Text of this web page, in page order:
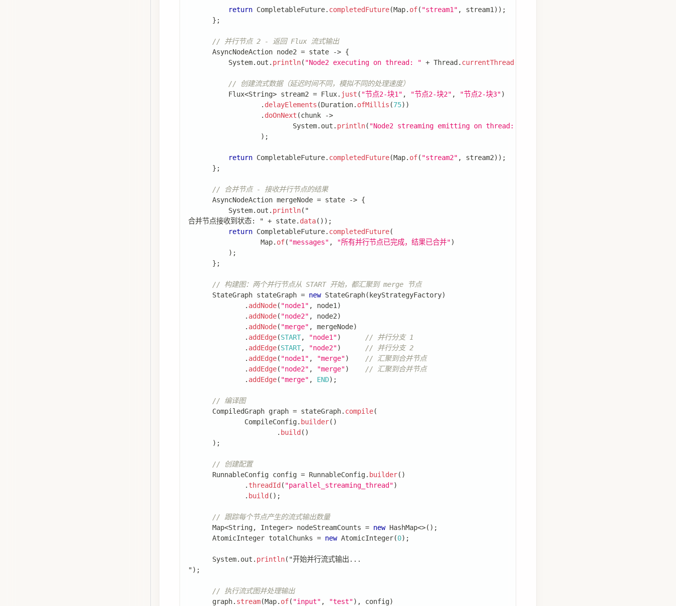
return CompletableFuture. completedFuture(Map. of( "stream1" , stream1) ) ;
} ;
// 并行节点 2 - 返回 Flux 流式输出
AsyncNodeAction node2 = state -> {
System. out . println( "Node2 executing on thread: " + Thread . currentThread
// 创建流式数据（延迟时间不同，模拟不同的处理速度）
Flux<String> stream2 = Flux. just ( "节点2-块1" , "节点2-块2" , "节点2-块3")
. delayElements (Duration. ofMillis (75) )
. doOnNext (chunk
->
System. out . println( "Node2 streaming emitting on thread: "
) ;
return CompletableFuture. completedFuture(Map. of( "stream2" , stream2) ) ;
} ;
// 合并节点 - 接收并行节点的结果
AsyncNodeAction mergeNode = state -> {
System. out . println( "
合并节点接收到状态: " + state. data( ) ) ;
return CompletableFuture. completedFuture(
Map. of( "messages" , "所有并行节点已完成，结果已合并")
) ;
} ;
// 构建图：两个并行节点从 START 开始，都汇聚到 merge 节点
StateGraph stateGraph = new StateGraph( keyStrategyFactory)
. addNode( "node1" , node1)
. addNode( "node2" , node2)
. addNode( "merge" , mergeNode)
. addEdge(START, "node1")
// 并行分支 1
. addEdge(START, "node2")
// 并行分支 2
. addEdge( "node1" , "merge")
// 汇聚到合并节点
. addEdge( "node2" , "merge")
// 汇聚到合并节点
. addEdge( "merge" , END) ;
// 编译图
CompiledGraph graph = stateGraph. compile(
CompileConfig. builder( )
. build ( )
) ;
// 创建配置
RunnableConfig config = RunnableConfig. builder( )
. threadId ( "parallel_streaming_thread")
. build ( ) ;
// 跟踪每个节点产生的流式输出数量
Map<String, Integer> nodeStreamCounts = new HashMap<>( ) ;
AtomicInteger totalChunks = new AtomicInteger(0) ;
System. out . println( "开始并行流式输出 . . .
") ;
// 执行流式图并处理输出
      graph
. stream(Map. of( "input" , "test") , config)